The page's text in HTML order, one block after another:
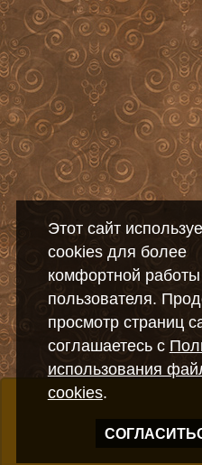
Этот сайт
cookies для более
комфортной работы
пользователя.
просмотр страниц
соглашаетесь с
использования
cookies.